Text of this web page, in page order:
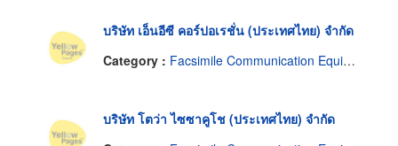
บริษัท เอ็นอีซี คอร์ปอเรชั่น (ประเทศไทย) จำกัด
Category : Facsimile Communication Equipment
บริษัท โตว่า ไซซาคูโช (ประเทศไทย) จำกัด